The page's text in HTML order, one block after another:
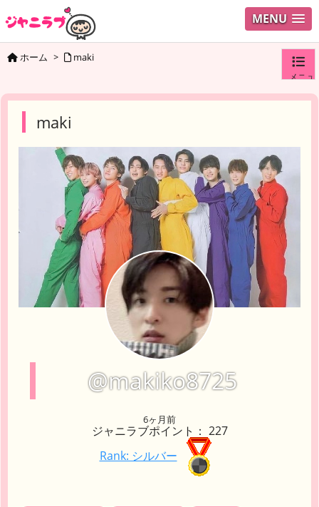
MENU
メニュ
ホーム > maki
maki
@makiko8725
6ヶ月前
ジャニラブポイント： 227
Rank: シルバー